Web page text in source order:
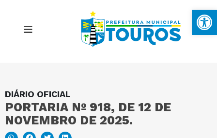
DIÁRIO OFICIAL
PORTARIA Nº 918, DE 12 DE
NOVEMBRO DE 2025.
MAPA DO SITE
PORTAL DA TRANSPARÊNCIA